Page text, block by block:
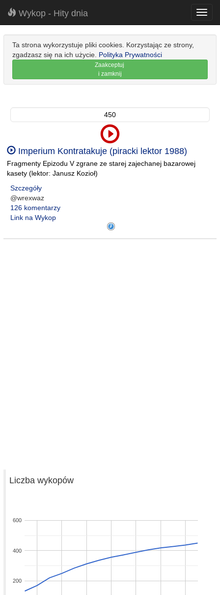
Wykop - Hity dnia
Ta strona wykorzystuje pliki cookies. Korzystając ze strony,
zgadzasz się na ich użycie. Polityka Prywatności
Zaakceptuj
i zamknij
450
Imperium Kontratakuje (piracki lektor 1988)
Fragmenty Epizodu V zgrane ze starej zajechanej bazarowej
kasety (lektor: Janusz Kozioł)
Szczegóły
@wrexwaz
126 komentarzy
Link na Wykop
Liczba wykopów
200
400
600